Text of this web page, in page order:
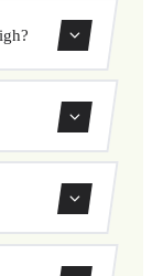
né